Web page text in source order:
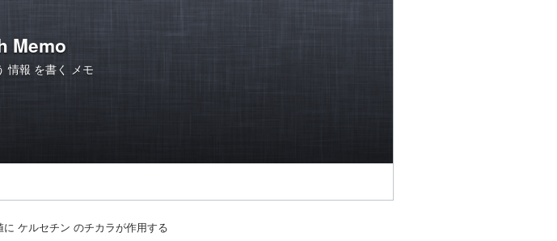
Memo
情報 を書く メモ
ケルセチン のチカラが作用する